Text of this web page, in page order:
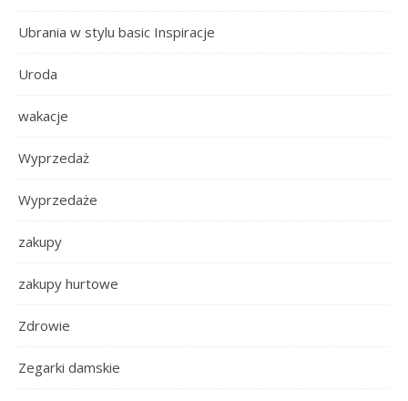
Ubrania w stylu basic Inspiracje
Uroda
wakacje
Wyprzedaż
Wyprzedaże
zakupy
zakupy hurtowe
Zdrowie
Zegarki damskie